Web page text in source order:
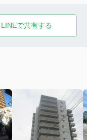
LINEで共有する